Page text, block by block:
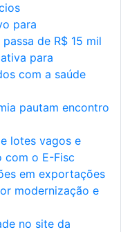
para
de R$ 15 mil
para
com a saúde
pautam encontro
lotes vagos e
com o E-Fisc
em exportações
modernização e
no site da